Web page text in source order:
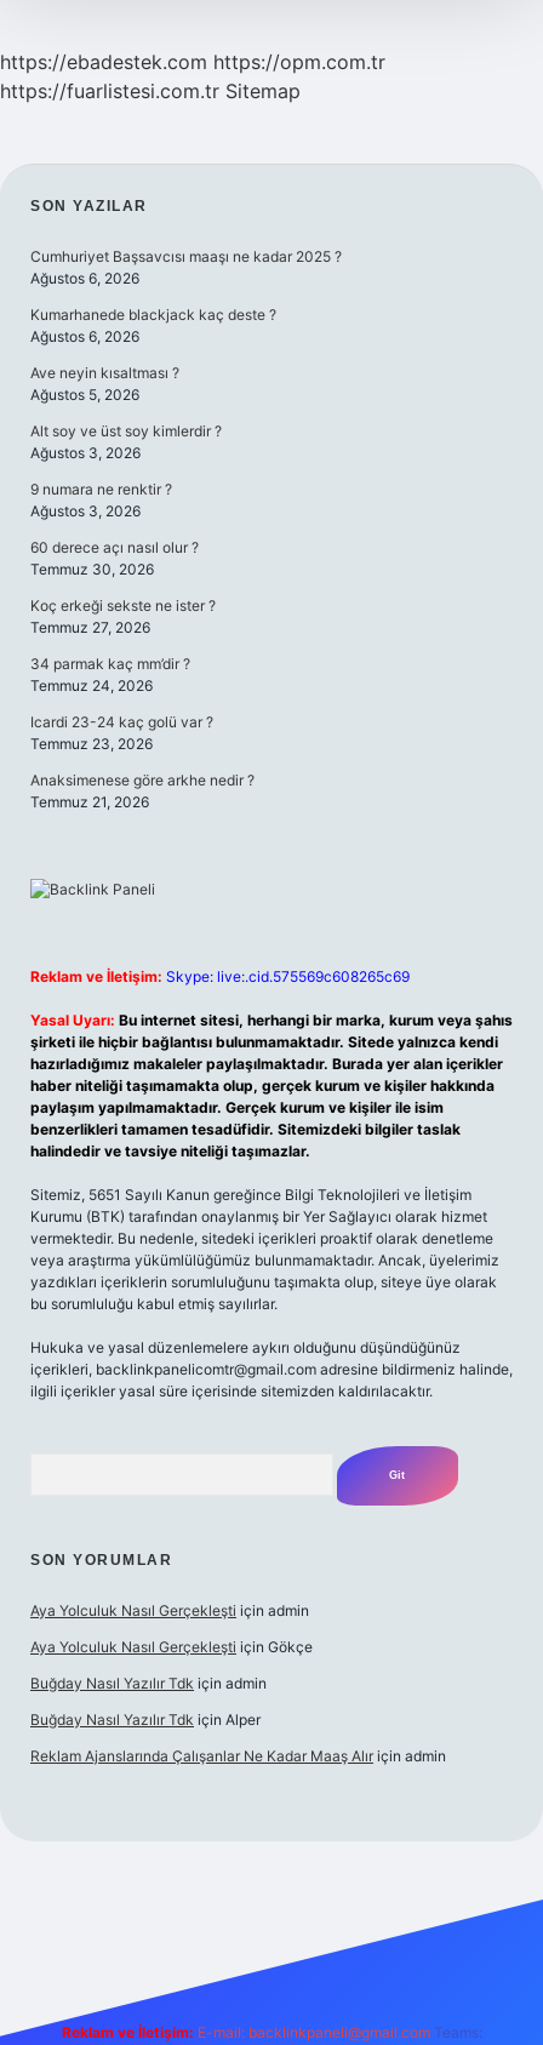
https://ebadestek.com https://opm.com.tr
https://fuarlistesi.com.tr Sitemap
SIDEBAR
SON YAZILAR
Cumhuriyet Başsavcısı maaşı ne kadar 2025 ?
Ağustos 6, 2026
Kumarhanede blackjack kaç deste ?
Ağustos 6, 2026
Ave neyin kısaltması ?
Ağustos 5, 2026
Alt soy ve üst soy kimlerdir ?
Ağustos 3, 2026
9 numara ne renktir ?
Ağustos 3, 2026
60 derece açı nasıl olur ?
Temmuz 30, 2026
Koç erkeği sekste ne ister ?
Temmuz 27, 2026
34 parmak kaç mm’dir ?
Temmuz 24, 2026
Icardi 23-24 kaç golü var ?
Temmuz 23, 2026
Anaksimenese göre arkhe nedir ?
Temmuz 21, 2026
Reklam ve İletişim: Skype: live:.cid.575569c608265c69
Yasal Uyarı: Bu internet sitesi, herhangi bir marka, kurum veya şahıs
şirketi ile hiçbir bağlantısı bulunmamaktadır. Sitede yalnızca kendi
hazırladığımız makaleler paylaşılmaktadır. Burada yer alan içerikler
haber niteliği taşımamakta olup, gerçek kurum ve kişiler hakkında
paylaşım yapılmamaktadır. Gerçek kurum ve kişiler ile isim
benzerlikleri tamamen tesadüfidir. Sitemizdeki bilgiler taslak
halindedir ve tavsiye niteliği taşımazlar.
Sitemiz, 5651 Sayılı Kanun gereğince Bilgi Teknolojileri ve İletişim
Kurumu (BTK) tarafından onaylanmış bir Yer Sağlayıcı olarak hizmet
vermektedir. Bu nedenle, sitedeki içerikleri proaktif olarak denetleme
veya araştırma yükümlülüğümüz bulunmamaktadır. Ancak, üyelerimiz
yazdıkları içeriklerin sorumluluğunu taşımakta olup, siteye üye olarak
bu sorumluluğu kabul etmiş sayılırlar.
Hukuka ve yasal düzenlemelere aykırı olduğunu düşündüğünüz
içerikleri, backlinkpanelicomtr@gmail.com adresine bildirmeniz halinde,
ilgili içerikler yasal süre içerisinde sitemizden kaldırılacaktır.
SON YORUMLAR
Aya Yolculuk Nasıl Gerçekleşti için admin
Aya Yolculuk Nasıl Gerçekleşti için Gökçe
Buğday Nasıl Yazılır Tdk için admin
Buğday Nasıl Yazılır Tdk için Alper
Reklam Ajanslarında Çalışanlar Ne Kadar Maaş Alır için admin
Reklam ve İletişim: E-mail: backlinkpaneli@gmail.com Teams: